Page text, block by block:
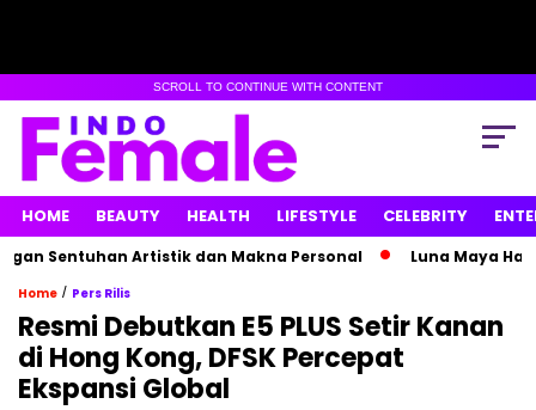
SCROLL TO CONTINUE WITH CONTENT
HOME BEAUTY HEALTH LIFESTYLE CELEBRITY
Artistik dan Makna Personal Luna Maya Hamil
Home / Pers Rilis
Resmi Debutkan E5 PLUS Setir Kanan
di Hong Kong, DFSK Percepat
Ekspansi Global